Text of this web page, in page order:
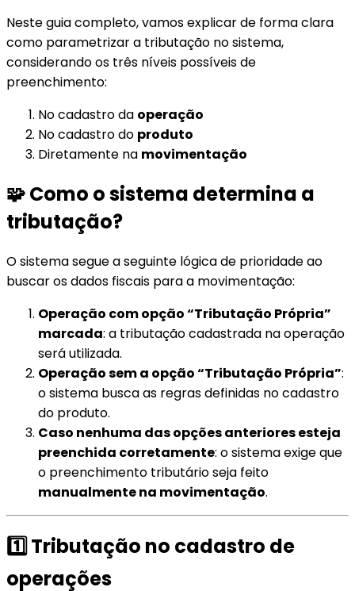
Neste guia completo, vamos explicar de forma clara
como parametrizar a tributação no sistema,
considerando os três níveis possíveis de
preenchimento:
No cadastro da operação
No cadastro do produto
Diretamente na movimentação
🧩 Como o sistema determina a
tributação?
O sistema segue a seguinte lógica de prioridade ao
buscar os dados fiscais para a movimentação:
Operação com opção “Tributação Própria”
marcada: a tributação cadastrada na operação
será utilizada.
Operação sem a opção“Tributação Própria”:
o sistema busca as regras definidas no cadastro
do produto.
Caso nenhuma das opções anteriores esteja
preenchida corretamente: o sistema exige que
o preenchimento tributário seja feito
manualmente na movimentação.
1️⃣ Tributação no cadastro de
operações